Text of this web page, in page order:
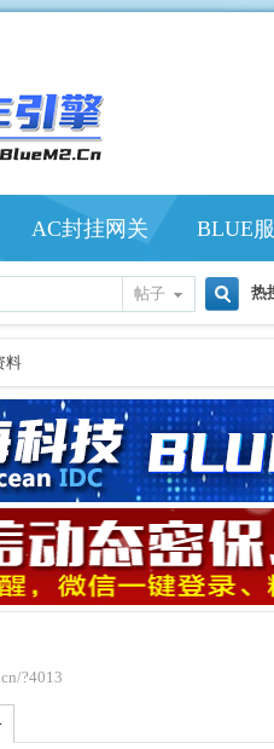
AC封挂网关 BLUE
帖子
搜
索
热
料
?4013